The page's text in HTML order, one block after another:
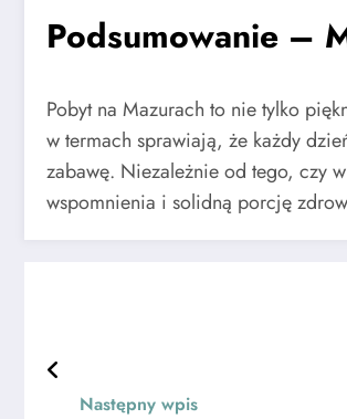
Podsumowanie –
Pobyt na Mazurach to nie tylko
w termach sprawiają, że każdy
zabawę. Niezależnie od tego, czy
wspomnienia i solidną porcję
Następny wpis